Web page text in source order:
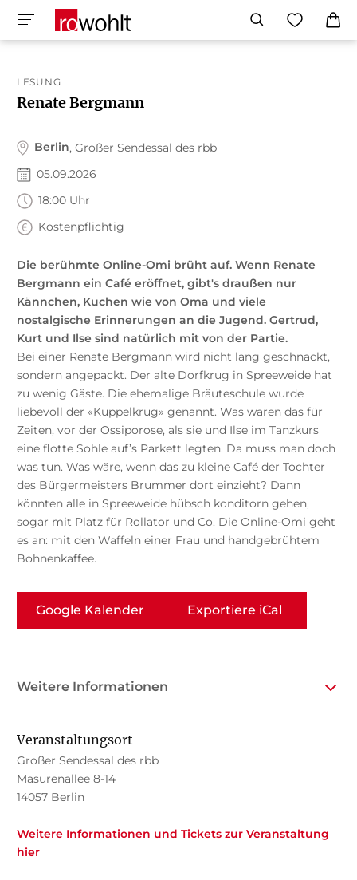
LESUNG
Renate Bergmann
Berlin, Großer Sendessal des rbb
05.09.2026
18:00 Uhr
Kostenpflichtig
Die berühmte Online-Omi brüht auf. Wenn Renate
Bergmann ein Café eröffnet, gibt's draußen nur
Kännchen, Kuchen wie von Oma und viele
nostalgische Erinnerungen an die Jugend. Gertrud,
Kurt und Ilse sind natürlich mit von der Partie.
Bei einer Renate Bergmann wird nicht lang geschnackt,
sondern angepackt. Der alte Dorfkrug in Spreeweide hat
zu wenig Gäste. Die ehemalige Bräuteschule wurde
liebevoll der «Kuppelkrug» genannt. Was waren das für
Zeiten, vor der Ossiporose, als sie und Ilse im Tanzkurs
eine flotte Sohle auf’s Parkett legten. Da muss man doch
was tun. Was wäre, wenn das zu kleine Café der Tochter
des Bürgermeisters Brummer dort einzieht? Dann
könnten alle in Spreeweide hübsch konditorn gehen,
sogar mit Platz für Rollator und Co. Die Online-Omi geht
es an: mit den Waffeln einer Frau und handgebrühtem
Bohnenkaffee.
Google Kalender Exportiere iCal
Weitere Informationen
Veranstaltungsort
Großer Sendessal des rbb
Masurenallee 8-14
14057 Berlin
Weitere Informationen und Tickets zur Veranstaltung
hier